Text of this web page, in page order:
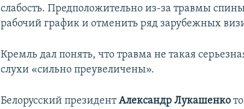
слабость. Предположительно из-за травмы
рабочий график и отменить ряд зарубежных
Кремль дал понять, что травма не такая
слухи «сильно преувеличены».
Белорусский президентАлександр Лукашенко